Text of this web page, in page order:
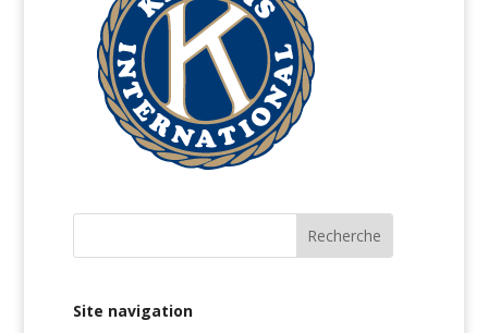
Site navigation